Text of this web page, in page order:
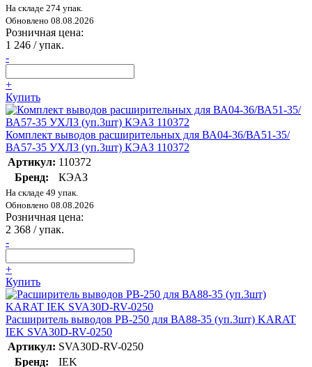
На складе 274 упак.
Обновлено 08.08.2026
Розничная цена:
1 246 / упак.
-
+
Купить
Комплект выводов расширительных для ВА04-36/ВА51-35/
ВА57-35 УХЛ3 (уп.3шт) КЭАЗ 110372
Артикул: 110372
Бренд:
КЭАЗ
На складе 49 упак.
Обновлено 08.08.2026
Розничная цена:
2 368 / упак.
-
+
Купить
Расширитель выводов РВ-250 для ВА88-35 (уп.3шт) KARAT
IEK SVA30D-RV-0250
Артикул: SVA30D-RV-0250
Бренд:
IEK